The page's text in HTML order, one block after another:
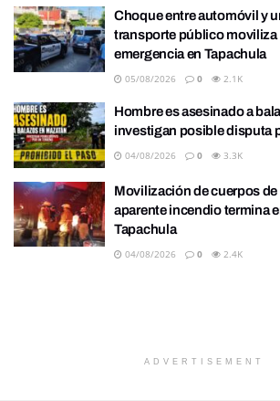
Choque entre automóvil y
transporte público moviliza
emergencia en Tapachula
05/08/2026 0 2.1K
Hombre es asesinado a
investigan posible disputa
04/08/2026 0 3.3K
Movilización de cuerpos
aparente incendio termina
Tapachula
04/08/2026 0 2.4K
ADVERTISEMENT